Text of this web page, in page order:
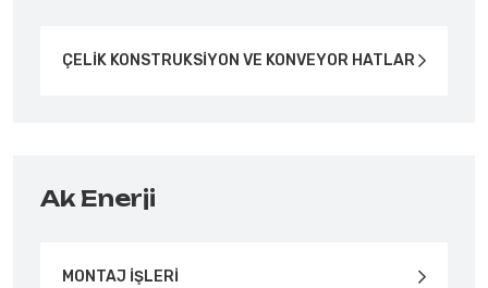
ÇELİK KONSTRUKSİYON VE KONVEYOR HATLAR
Ak Enerji
MONTAJ İŞLERİ